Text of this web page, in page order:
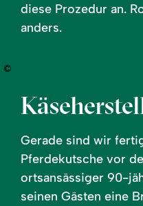
diese Prozedur an.
anders.
©
Gerade sind wir
Pferdekutsche vor
ortsansässiger 90-
seinen Gästen eine